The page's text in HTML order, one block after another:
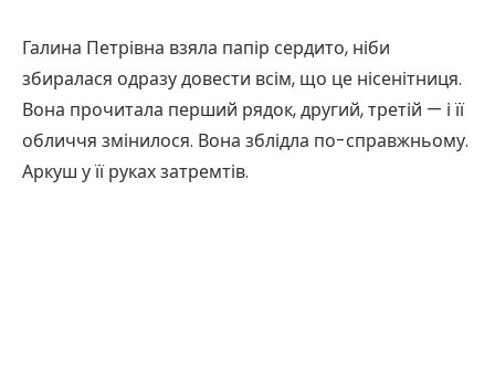
Галина Петрівна взяла папір сердито, ніби
збиралася одразу довести всім, що це нісенітниця.
Вона прочитала перший рядок, другий, третій — і її
обличчя змінилося. Вона зблідла по-справжньому.
Аркуш у її руках затремтів.